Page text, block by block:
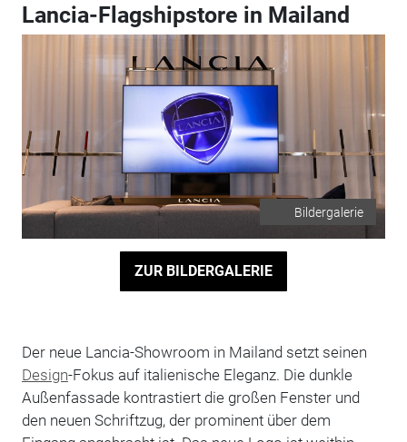
Lancia-Flagshipstore in Mailand
Bildergalerie
ZUR BILDERGALERIE
Der neue Lancia-Showroom in Mailand setzt seinen
Design-Fokus auf italienische Eleganz. Die dunkle
Außenfassade kontrastiert die großen Fenster und
den neuen Schriftzug, der prominent über dem